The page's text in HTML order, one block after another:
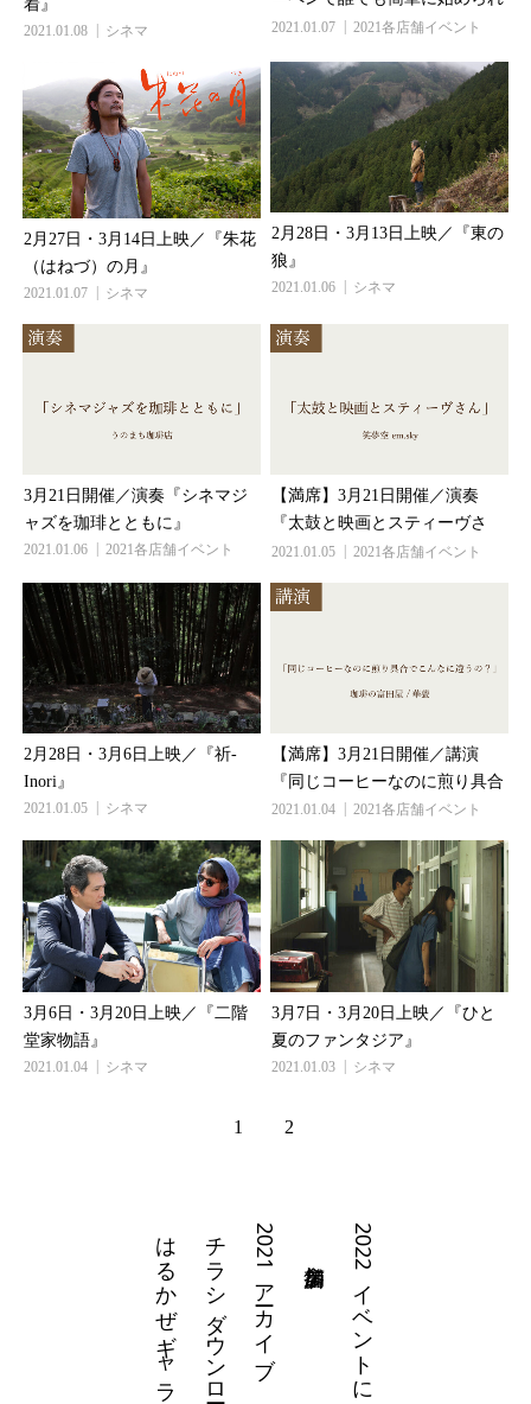
2021.01.08 2021.01.07 2021各店舗イベント
2月27日・3月14日上映／『朱花
（はねづ）の月』
2021.01.07 シネマ
2月28日・3月13日上映／『東の
狼』
2021.01.06
ャズを珈琲とともに』
2021.01.06 2021各店舗イベント
『太鼓と映画とスティーヴさ...
2021.01.05 2021各店舗イベント
2月28日・3月6日上映／『祈-
Inori』
2021.01.05
『同じコーヒーなのに煎り具...
2021.01.04 2021各店舗イベント
3月6日・3月20日上映／『二階
堂家物語』
2021.01.04
3月7日・3月20日上映／『ひと
夏のファンタジア』
2021.01.03 シネマ
2022イベントについて
2021アーカイブ
チラシダウンロード
はるかぜギャラリー